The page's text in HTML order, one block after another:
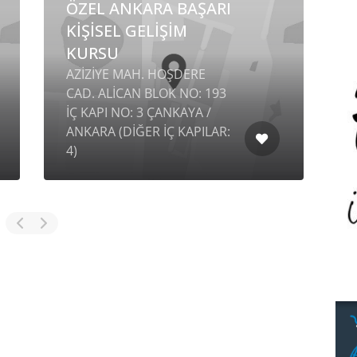
ÖZEL ANKARA BAŞARI
KİŞİSEL GELİŞİM
KURSU
AZİZİYE MAH. HOŞDERE
CAD. ALİCAN BLOK NO: 193
İÇ KAPI NO: 3 ÇANKAYA /
ANKARA (DİĞER İÇ KAPILAR:
4)